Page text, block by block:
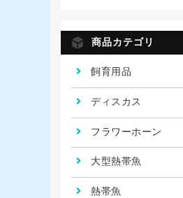
商品カテゴリ
飼育用品
ディスカス
フラワーホーン
大型熱帯魚
熱帯魚